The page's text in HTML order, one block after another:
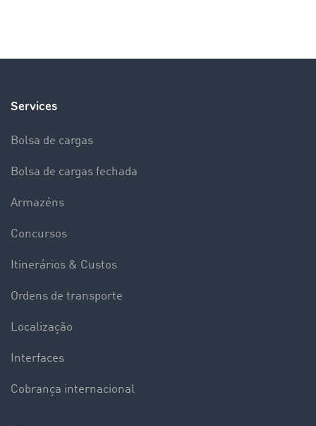
Services
Bolsa de cargas
Bolsa de cargas fechada
Armazéns
Concursos
Itinerários & Custos
Ordens de transporte
Localização
Interfaces
Cobrança internacional